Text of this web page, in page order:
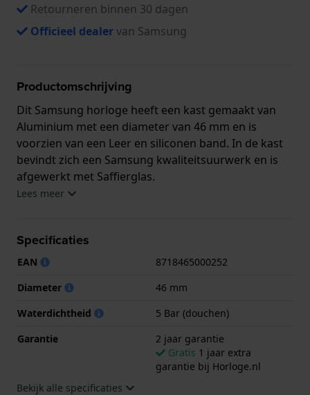
Retourneren binnen 30 dagen
Officieel dealervan Samsung
Productomschrijving
Dit Samsung horloge heeft een kast gemaakt van
Aluminium met een diameter van 46 mm en is
voorzien van een Leer en siliconen band. In de kast
bevindt zich een Samsung kwaliteitsuurwerk en is
afgewerkt met Saffierglas.
horloge geleverd met 2 jaar garantie.
Lees meer
Specificaties
EAN
8718465000252
Diameter
46 mm
Waterdichtheid
5 Bar (douchen)
Garantie
2 jaar garantie
Gratis 1 jaar extra
garantie bij Horloge.nl
Bekijk alle specificaties